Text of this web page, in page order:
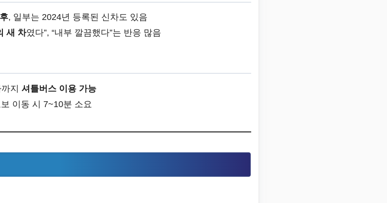
, 일부는 2024년 등록된 신차도 있음
새 차였다”, “내부 깔끔했다”는 반응 많음
지 셔틀버스 이용 가능
이동 시 7~10분 소요